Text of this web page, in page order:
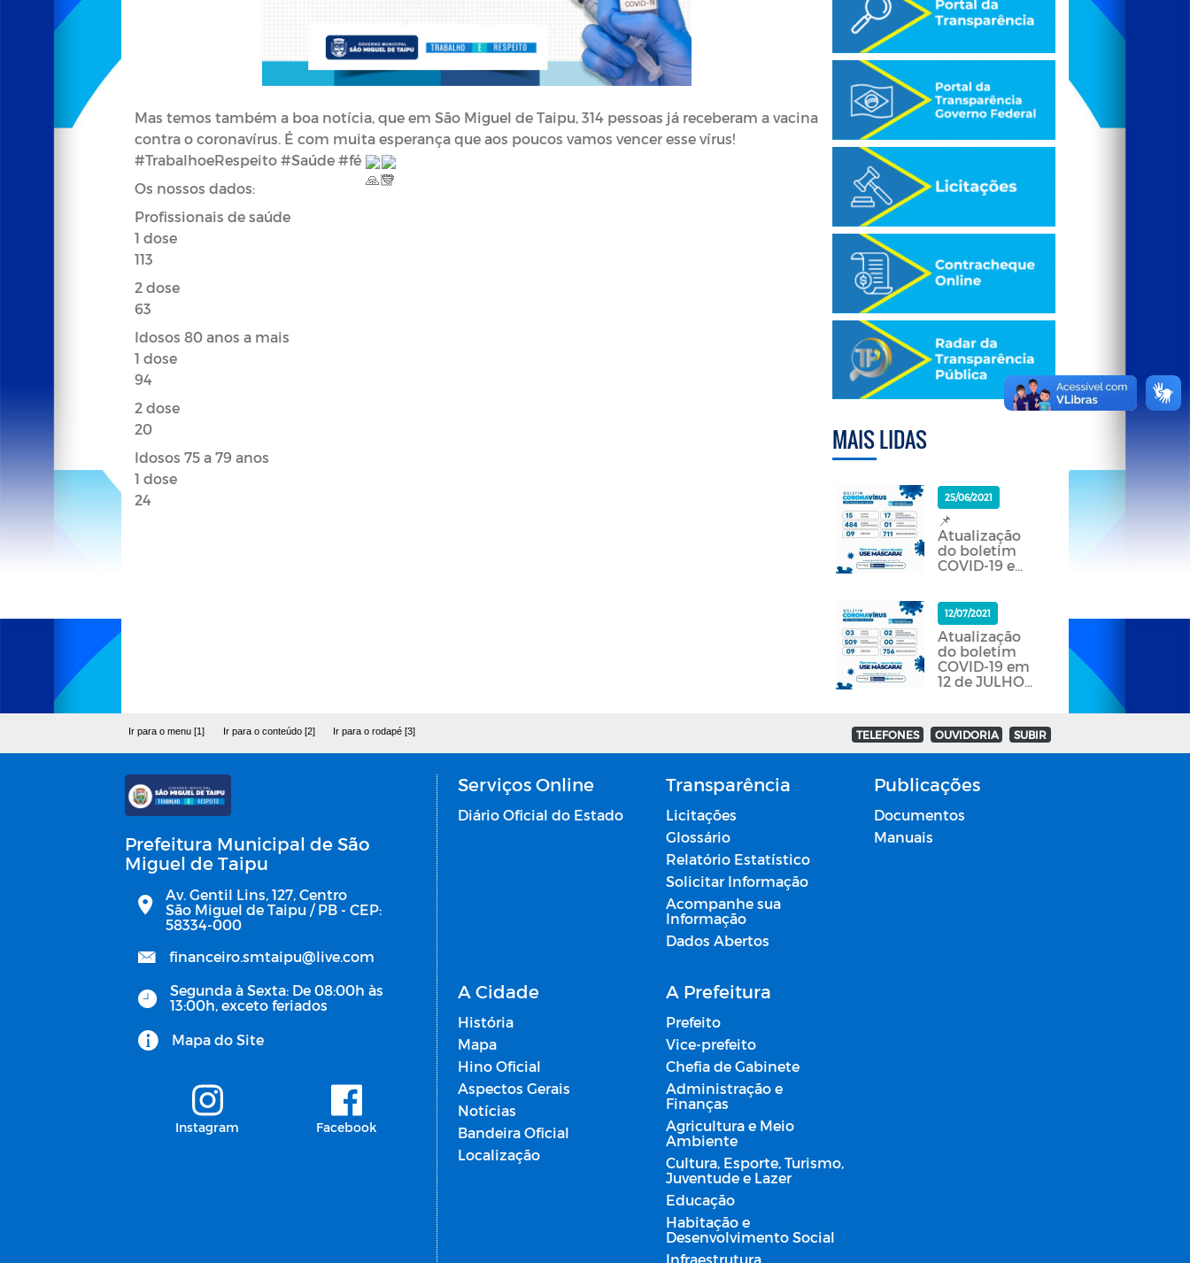
Mas temos também a boa notícia, que em São Miguel de Taipu, 314 pessoas já receberam a vacina
#TrabalhoeRespeito #Saúde #fé
Os nossos dados:
Profissionais de saúde
1 dose
113
2 dose
63
Idosos 80 anos a mais
1 dose
94
2 dose
20
Idosos 75 a 79 anos
1 dose
24
MAIS LIDAS
25/06/2021
📌
Atualização
do boletim
COVID-19 em
12/07/2021
Atualização
do boletim
COVID-19 em
12 de JULHO
Ir para o menu [1] Ir para o conteúdo [2] Ir para o rodapé [3] TELEFONES OUVIDORIA SUBIR
Prefeitura Municipal de São
Miguel de Taipu
Av. Gentil Lins, 127, Centro
São Miguel de Taipu / PB - CEP:
58334-000
financeiro.smtaipu@live.com
Segunda à Sexta: De 08:00h às
13:00h, exceto feriados
Mapa do Site
Instagram Facebook
Serviços Online
Diário Oficial do Estado
Transparência
Licitações
Glossário
Relatório Estatístico
Solicitar Informação
Acompanhe sua
Informação
Dados Abertos
Publicações
Documentos
Manuais
A Cidade
História
Mapa
Hino Oficial
Aspectos Gerais
Notícias
Bandeira Oficial
Localização
A Prefeitura
Prefeito
Vice-prefeito
Chefia de Gabinete
Administração e
Finanças
Agricultura e Meio
Ambiente
Cultura, Esporte, Turismo,
Juventude e Lazer
Educação
Habitação e
Desenvolvimento Social
Infraestrutura